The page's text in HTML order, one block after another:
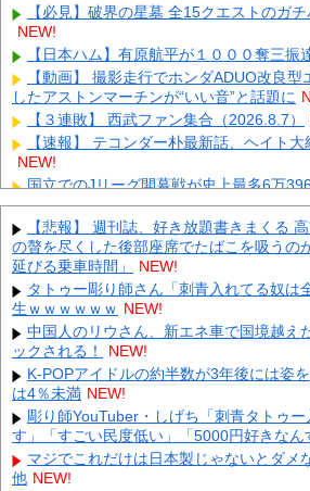
【必見】破界の星墓 全15クエストのガ
NEW!
【日本ハム】有原航平が１０００奪三
【動画】 撮影走行でホンダADUO改良
したアストンマーチンが“いい音”と話題に
【３連敗】 西武ファン集合（2026.8.7）
【速報】 テコンダー朴最新話、ヘイト大
NEW!
国立でのJリーグ開幕戦が史上最多6万
継＆劇的な試合展開でSNSでも話題に
F1ドライバー達の夏休みは「みんな海だ
に行くやついねえのか」との意見 NEW!
中国、三峡ダムが全開放流。長江流域で
【動画】 町の中華料理屋さん、娘の採用
NEW!
ロシアさん、国民の財産を没収しはじめ
【画像】 全身入れ墨の彫り師、『とんで
万再生されてしまうｗｗｗｗｗｗｗ NEW!
【悲報】 明日、飛田給とかいう謎の場所
や????・・・・・・・・・ NEW!
Powered by livedoor 相互RSS
【悲報】 週刊誌、好き放題書きまくる
の贅を尽くした後部座席でたばこを吸うの
延びる乗車時間」
NEW!
タトゥー彫り師さん「刺青入れてる奴
生ｗｗｗｗｗｗ NEW!
中国人のリウさん、新エネ車で国境越え
ックされる！
NEW!
K-POPアイドルの約半数が3年後には姿
は4％未満 NEW!
彫り師YouTuber・しげち「刺青タトゥ
す」「すごい民度低い」「5000円好きなん
マジでこれだけは日本製じゃないとダメ
他 NEW!